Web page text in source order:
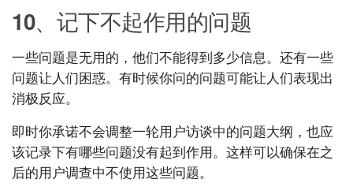
10、记下不起作用的问题
一些问题是无用的，他们不能得到多少信息。还有一些
问题让人们困惑。有时候你问的问题可能让人们表现出
消极反应。
即时你承诺不会调整一轮用户访谈中的问题大纲，也应
该记录下有哪些问题没有起到作用。这样可以确保在之
后的用户调查中不使用这些问题。